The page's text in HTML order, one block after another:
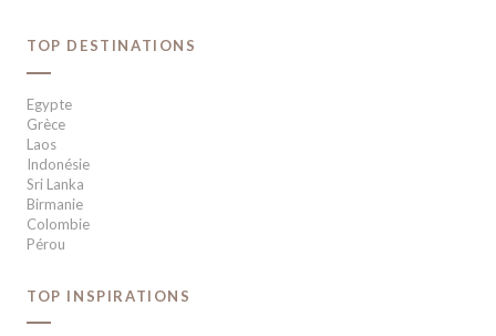
TOP DESTINATIONS
Egypte
Grèce
Laos
Indonésie
Sri Lanka
Birmanie
Colombie
Pérou
TOP INSPIRATIONS